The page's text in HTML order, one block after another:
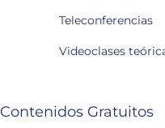
Teleconferencias
Videoclases
Contenidos Gratuitos